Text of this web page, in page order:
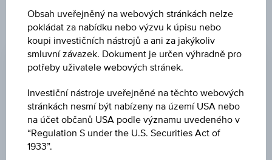
ZMĚNA
--
-
PRODEJ
-
Obsah uveřejněný na webových stránkách nelze
pokládat za nabídku nebo výzvu k úpisu nebo
koupi investičních nástrojů a ani za jakýkoliv
smluvní závazek. Dokument je určen výhradně pro
potřeby uživatele webových stránek.
Investiční nástroje uveřejněné na těchto webových
stránkách nesmí být nabízeny na území USA nebo
na účet občanů USA podle významu uvedeného v
“Regulation S under the U.S. Securities Act of
1933”.